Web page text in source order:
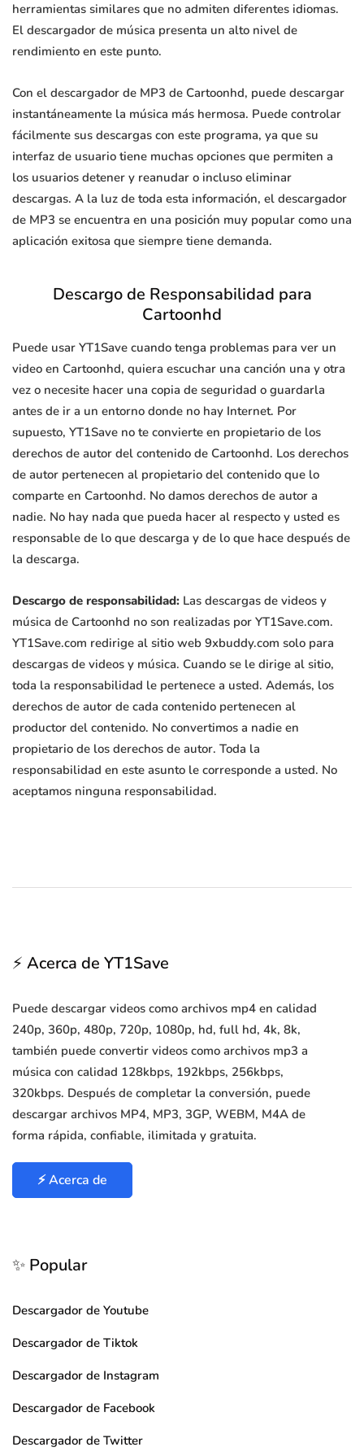
herramientas similares que no admiten diferentes idiomas.
El descargador de música presenta un alto nivel de
rendimiento en este punto.
Con el descargador de MP3 de Cartoonhd, puede descargar
instantáneamente la música más hermosa. Puede controlar
fácilmente sus descargas con este programa, ya que su
interfaz de usuario tiene muchas opciones que permiten a
los usuarios detener y reanudar o incluso eliminar
descargas. A la luz de toda esta información, el descargador
de MP3 se encuentra en una posición muy popular como una
aplicación exitosa que siempre tiene demanda.
Descargo de Responsabilidad para
Cartoonhd
Puede usar YT1Save cuando tenga problemas para ver un
video en Cartoonhd, quiera escuchar una canción una y otra
vez o necesite hacer una copia de seguridad o guardarla
antes de ir a un entorno donde no hay Internet. Por
supuesto, YT1Save no te convierte en propietario de los
derechos de autor del contenido de Cartoonhd. Los derechos
de autor pertenecen al propietario del contenido que lo
comparte en Cartoonhd. No damos derechos de autor a
nadie. No hay nada que pueda hacer al respecto y usted es
responsable de lo que descarga y de lo que hace después de
la descarga.
Descargo de responsabilidad: Las descargas de videos y
música de Cartoonhd no son realizadas por YT1Save.com.
YT1Save.com redirige al sitio web 9xbuddy.com solo para
descargas de videos y música. Cuando se le dirige al sitio,
toda la responsabilidad le pertenece a usted. Además, los
derechos de autor de cada contenido pertenecen al
productor del contenido. No convertimos a nadie en
propietario de los derechos de autor. Toda la
responsabilidad en este asunto le corresponde a usted. No
aceptamos ninguna responsabilidad.
⚡ Acerca de YT1Save
Puede descargar videos como archivos mp4 en calidad
240p, 360p, 480p, 720p, 1080p, hd, full hd, 4k, 8k,
también puede convertir videos como archivos mp3 a
música con calidad 128kbps, 192kbps, 256kbps,
320kbps. Después de completar la conversión, puede
descargar archivos MP4, MP3, 3GP, WEBM, M4A de
forma rápida, confiable, ilimitada y gratuita.
⚡ Acerca de
✨ Popular
Descargador de Youtube
Descargador de Tiktok
Descargador de Instagram
Descargador de Facebook
Descargador de Twitter